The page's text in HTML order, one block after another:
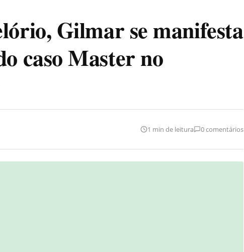
Gilmar se manifesta
caso Master no
1 min de leitura 0 comentários